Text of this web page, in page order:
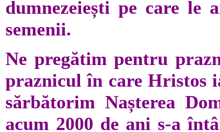
dumnezeiești pe care
semenii.
Ne pregătim pentru
praznicul în care Hristos
sărbătorim Nașterea
acum 2000 de ani s-a